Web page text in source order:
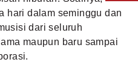
hari dalam seminggu dan
dari seluruh
maupun baru sampai